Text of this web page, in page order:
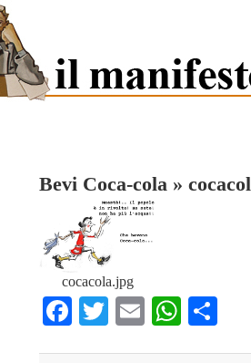
Bevi Coca-cola »
cocacola.jpg
Facebook
TwitterEmail